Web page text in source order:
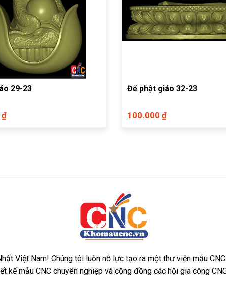
29-23
₫
Đế phật giáo 32-23
100.000 ₫
Việt Nam! Chúng tôi luôn nỗ lực tạo ra một thư viện mẫu
kế mẫu CNC chuyên nghiệp và cộng đồng các hội gia công